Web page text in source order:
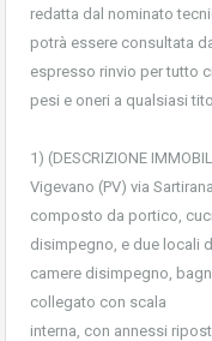
redatta dal nominato
potrà essere consultata
espresso rinvio per tutto
pesi e oneri a qualsiasi
1) (DESCRIZIONE
Vigevano (PV) via
composto da portico,
disimpegno, e due locali
camere disimpegno,
collegato con scala
interna, con annessi